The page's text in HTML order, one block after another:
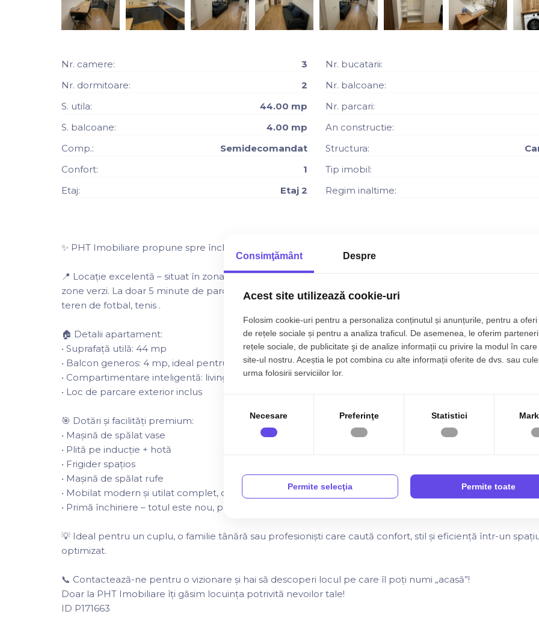
Nr. camere:
3
Nr. dormitoare:
2
S. utila:
44.00 mp
S. balcoane:
4.00 mp
Comp.:
Semidecomandat
Confort:
1
Etaj:
Etaj 2
Nr. bucatarii:
Nr. balcoane:
Nr. parcari:
An constructie:
Structura:
Tip imobil:
Regim inaltime:
✨ PHT Imobiliare propune spre închiriere – Apartament 3 camere modern, zona Abator ✨
📍 Locație excelentă – situat în zona Abator, aproape de puncte de interes, magazine, mijloace de
zone verzi. La doar 5 minute de parcul Poligon care dispune de loc de joacă pentru copii, pistă de
teren de fotbal, tenis .
🏠 Detalii apartament:
• Suprafață utilă: 44 mp
• Balcon generos: 4 mp, ideal pentru momente de relaxare
• Compartimentare inteligentă: living cu bucătărie open space, 2 dormitoare, 1 baie
• Loc de parcare exterior inclus
🎯 Dotări și facilități premium:
• Mașină de spălat vase
• Plită pe inducție + hotă
• Frigider spațios
• Mașină de spălat rufe
• Mobilat modern și utilat complet, cu finisaje de calitate superioară
• Primă închiriere – totul este nou, pregătit pentru primul chiriaș
💡 Ideal pentru un cuplu, o familie tânără sau profesioniști care caută confort, stil și eficiență într-un
optimizat.
📞 Contactează-ne pentru o vizionare și hai să descoperi locul pe care îl poți numi „acasă”!
Doar la PHT Imobiliare îți găsim locuința potrivită nevoilor tale!
ID P171663
Consimţământ Despre
Acest site utilizează cookie-uri
Folosim cookie-uri pentru a personaliza conținutul și anunțurile, pentru a oferi
de rețele sociale și pentru a analiza traficul. De asemenea, le oferim
rețele sociale, de publicitate şi de analize informații cu privire la modul în care
site-ul nostru. Aceștia le pot combina cu alte informații oferite de dvs. sau
urma folosirii serviciilor lor.
Necesare Preferinţe Statistici
Permite selecţia Permite toate